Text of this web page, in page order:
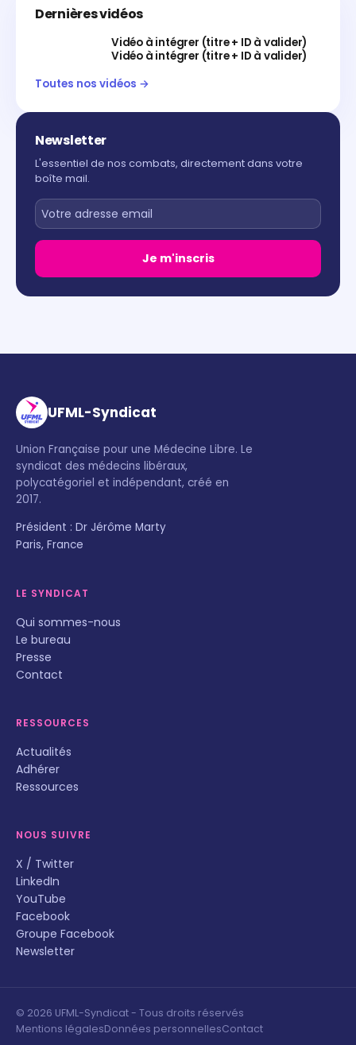
Dernières vidéos
Vidéo à intégrer (titre + ID à valider)
Vidéo à intégrer (titre + ID à valider)
Toutes nos vidéos →
Newsletter
L'essentiel de nos combats, directement dans votre
boîte mail.
Je m'inscris
UFML-Syndicat
Union Française pour une Médecine Libre. Le
syndicat des médecins libéraux,
polycatégoriel et indépendant, créé en
2017.
Président : Dr Jérôme Marty
Paris, France
LE SYNDICAT
Qui sommes-nous
Le bureau
Presse
Contact
RESSOURCES
Actualités
Adhérer
Ressources
NOUS SUIVRE
X / Twitter
LinkedIn
YouTube
Facebook
Groupe Facebook
Newsletter
© 2026 UFML-Syndicat - Tous droits réservés
Mentions légalesDonnées personnellesContact